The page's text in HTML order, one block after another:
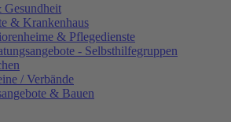
Gesundheit
& Krankenhaus
& Pflegedienste
- Selbsthilfegruppen
/ Verbände
& Bauen